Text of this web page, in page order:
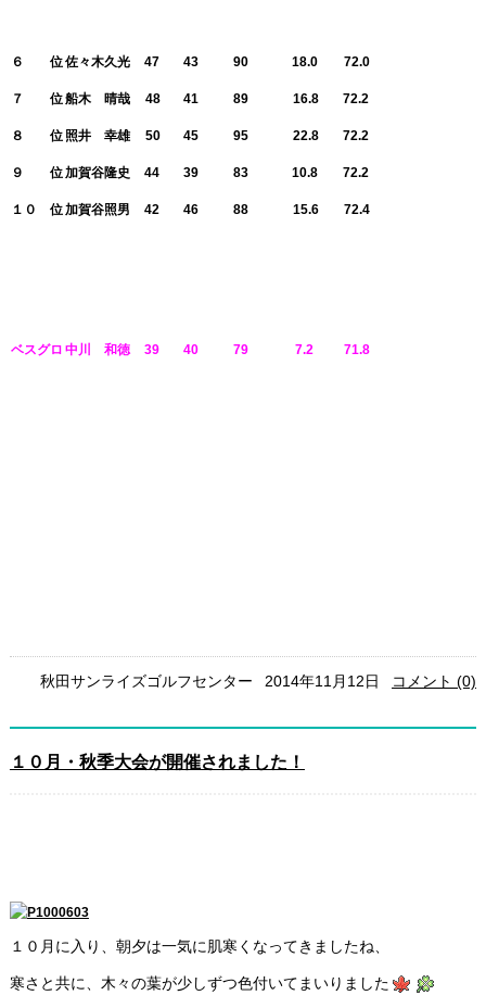
６ 位佐々木久光 47 43 90 18.0 72.0
７ 位船木 晴哉 48 41 89 16.8 72.2
８ 位 照井 幸雄 50 45 95 22.8 72.2
９ 位加賀谷隆史 44 39 83 10.8 72.2
１０ 位加賀谷照男 42 46 88 15.6 72.4
ベスグロ 中川 和徳 39 40 79 7.2 71.8
秋田サンライズゴルフセンター 2014年11月12日 コメント (0)
１０月・秋季大会が開催されました！
１０月に入り、朝夕は一気に肌寒くなってきましたね、
寒さと共に、木々の葉が少しずつ色付いてまいりました